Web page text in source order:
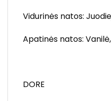
Vidurinės natos:
Apatinės natos:
DORE